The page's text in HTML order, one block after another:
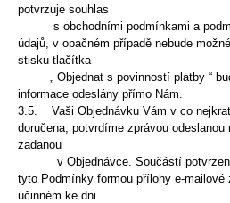
potvrzuje souhlas
s obchodními podmínkami a
údajů, v opačném případě nebude
stisku tlačítka
„ Objednat s povinností platby “
informace odeslány přímo Nám.
3.5. Vaši Objednávku Vám v co
doručena, potvrdíme zprávou odeslanou
zadanou
v Objednávce. Součástí
tyto Podmínky formou přílohy e-
účinném ke dni